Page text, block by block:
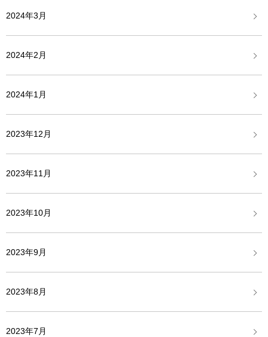
2024年3月
2024年2月
2024年1月
2023年12月
2023年11月
2023年10月
2023年9月
2023年8月
2023年7月